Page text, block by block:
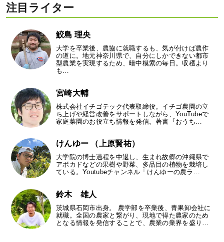
注目ライター
鮫島 理央
大学を卒業後、農協に就職するも、気が付けば農作
の道に。地元神奈川県で、自分にしかできない都市
型農業を実現するため、暗中模索の毎日。収穫より
も…
宮崎大輔
株式会社イチゴテック代表取締役。イチゴ農園の立
ち上げや経営改善をサポートしながら、YouTubeで
家庭菜園のお役立ち情報を発信。著書『おうち…
けんゆー （上原賢祐）
大学院の博士過程を中退し、生まれ故郷の沖縄県で
アボカドなどの果樹や野菜、多品目の植物を栽培し
ている。Youtubeチャンネル「けんゆーの農ラ…
鈴木 雄人
茨城県石岡市出身。 農学部を卒業後、青果卸会社に
就職。全国の農家と繋がり、現地で得た農家のため
となる情報を発信することで、農業の業界を盛り…